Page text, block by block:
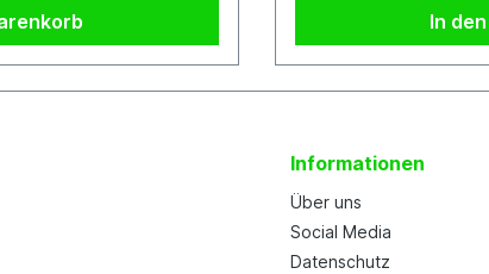
In
Informationen
Über uns
Social Media
Datenschutz